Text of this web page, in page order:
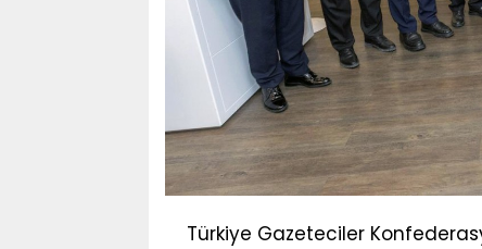
Türkiye Gazeteciler